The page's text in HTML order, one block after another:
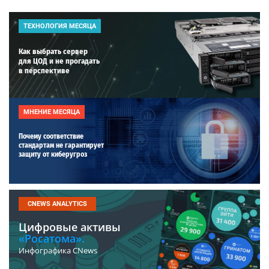
ТЕХНОЛОГИЯ МЕСЯЦА
Как выбрать сервер
для ЦОД и не прогадать
в перспективе
МНЕНИЕ МЕСЯЦА
Почему соответствие
стандартам не гарантирует
защиту от киберугроз
CNEWS ANALYTICS
Цифровые активы
«Росатома».
Инфографика CNews